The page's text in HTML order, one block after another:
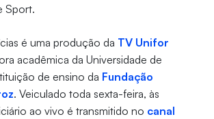
Sport.
é uma produção da TV Unifor
acadêmica da Universidade de
de ensino da Fundação
. Veiculado toda sexta-feira, às
ao vivo é transmitido no canal